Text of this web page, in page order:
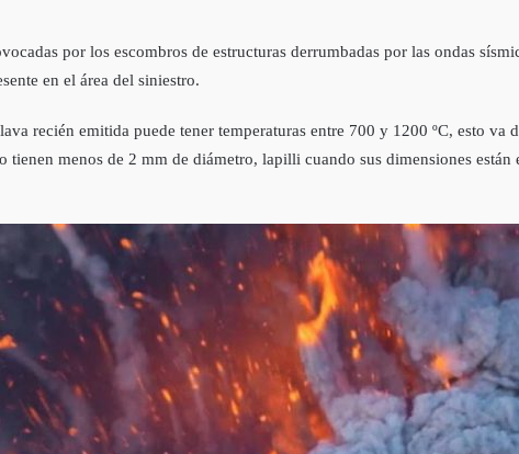
por los escombros de estructuras derrumbadas por las ondas
en el área del siniestro.
recién emitida puede tener temperaturas entre 700 y 1200 ºC, esto
tienen menos de 2 mm de diámetro, lapilli cuando sus dimensiones